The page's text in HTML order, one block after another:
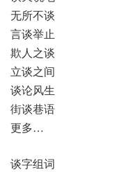
无所不谈
言谈举止
欺人之谈
立谈之间
谈论风生
街谈巷语
更多…
谈字组词